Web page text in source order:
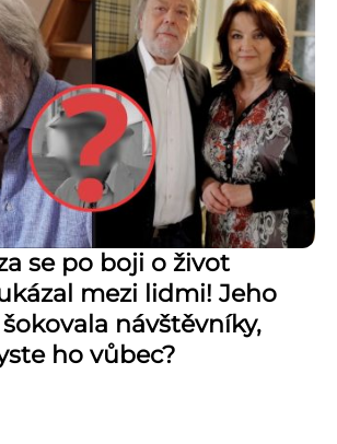
se po boji o život
mezi lidmi! Jeho
návštěvníky,
ho vůbec?